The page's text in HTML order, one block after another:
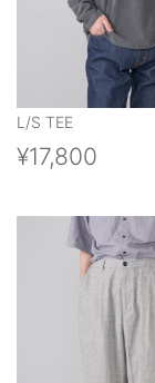
L/S TEE
¥17,800